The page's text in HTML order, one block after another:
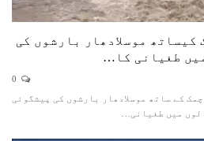
کیساتھ موسلادھار بارشوں کی
طغیانی کا…
کے ساتھ موسلادھار بارشوں کی پیشگوئی
میں طغیانی…